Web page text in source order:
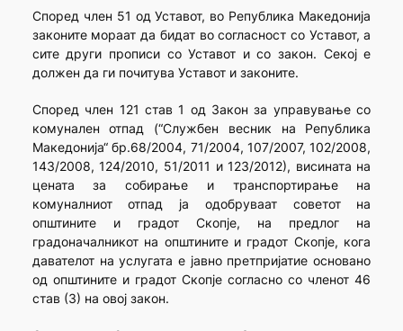
Според член 51 од Уставот, во Република Македонија
законите мораат да бидат во согласност со Уставот, а
сите други прописи со Уставот и со закон. Секој е
должен да ги почитува Уставот и законите.
Според член 121 став 1 од Закон за управување со
комунален отпад (“Службен весник на Република
Македонија“ бр.68/2004, 71/2004, 107/2007, 102/2008,
143/2008, 124/2010, 51/2011 и 123/2012), висината на
цената за собирање и транспортирање на
комуналниот отпад ја одобруваат советот на
општините и градот Скопје, на предлог на
градоначалникот на општините и градот Скопје, кога
давателот на услугата е јавно претпријатие основано
од општините и градот Скопје согласно со членот 46
став (3) на овој закон.